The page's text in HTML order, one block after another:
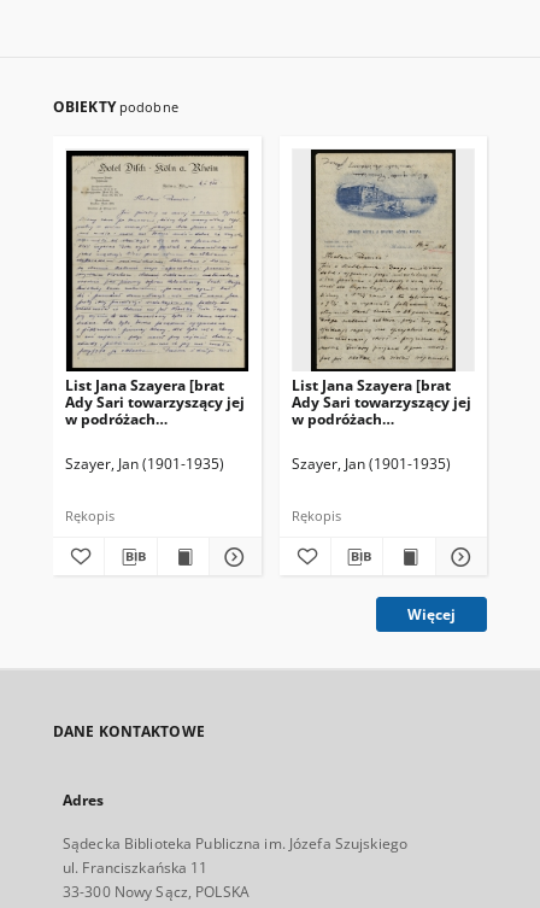
OBIEKTY podobne
List Jana Szayera [brat
Ady Sari towarzyszący jej
w podróżach
Szayer, Jan (1901-1935)
Rękopis
List Jana Szayera [brat
Ady Sari towarzyszący jej
w podróżach
Szayer, Jan (1901-1935)
Rękopis
Więcej
DANE KONTAKTOWE
Adres
Sądecka Biblioteka Publiczna im. Józefa Szujskiego
ul. Franciszkańska 11
33-300 Nowy Sącz, POLSKA